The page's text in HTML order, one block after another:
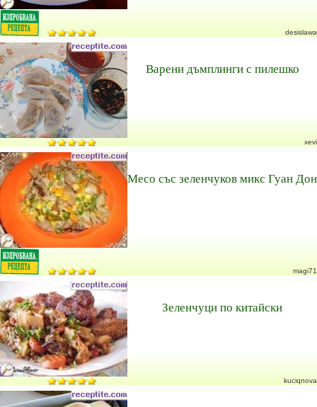
desislawa
Варени дъмплинги с пилешко
xevi
Месо със зеленчуков микс Гуан Дон
magi71
Зеленчуци по китайски
kuciqnova